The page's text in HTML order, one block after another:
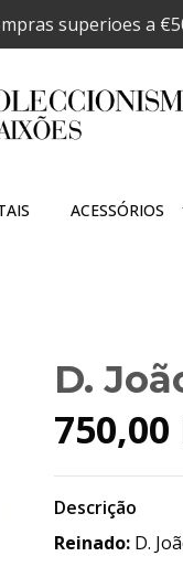
superioes a
ACESSÓRIOS
D.
750,00
Descrição
Reinado: D.